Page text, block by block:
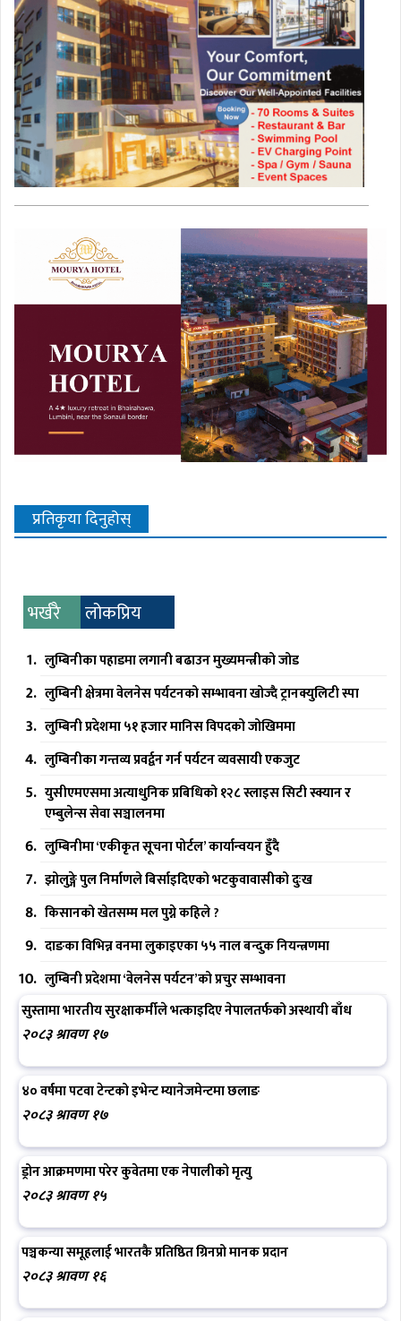
प्रतिकृया दिनुहोस्
भर्खरै लोकप्रिय
लुम्बिनीका पहाडमा लगानी बढाउन मुख्यमन्त्रीको जोड
लुम्बिनी क्षेत्रमा वेलनेस पर्यटनको सम्भावना खोज्दै ट्रानक्युलिटी स्पा
लुम्बिनी प्रदेशमा ५१ हजार मानिस विपदको जोखिममा
लुम्बिनीका गन्तव्य प्रवर्द्वन गर्न पर्यटन व्यवसायी एकजुट
युसीएमएसमा अत्याधुनिक प्रबिधिको १२८ स्लाइस सिटी स्क्यान र
एम्बुलेन्स सेवा सञ्चालनमा
लुम्बिनीमा ‘एकीकृत सूचना पोर्टल’ कार्यान्वयन हुँदै
झोलुङ्गे पुल निर्माणले बिर्साइदिएको भटकुवावासीको दुःख
किसानको खेतसम्म मल पुग्ने कहिले ?
दाङका विभिन्न वनमा लुकाइएका ५५ नाल बन्दुक नियन्त्रणमा
लुम्बिनी प्रदेशमा ‘वेलनेस पर्यटन’को प्रचुर सम्भावना
सुस्तामा भारतीय सुरक्षाकर्मीले भत्काइदिए नेपालतर्फको अस्थायी बाँध
२०८३ श्रावण १७
४० वर्षमा पटवा टेन्टको इभेन्ट म्यानेजमेन्टमा छलाङ
२०८३ श्रावण १७
ड्रोन आक्रमणमा परेर कुवेतमा एक नेपालीको मृत्यु
२०८३ श्रावण १५
पञ्चकन्या समूहलाई भारतकै प्रतिष्ठित ग्रिनप्रो मानक प्रदान
२०८३ श्रावण १६